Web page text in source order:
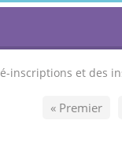
inscriptions et des
« Premier